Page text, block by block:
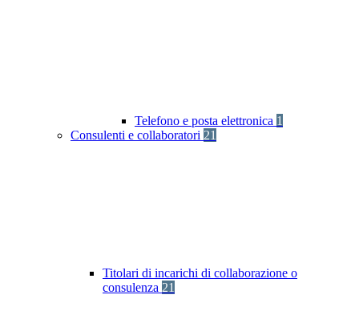
Telefono e posta elettronica 1
Consulenti e collaboratori 21
Titolari di incarichi di collaborazione o
consulenza 21